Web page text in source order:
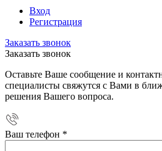
Вход
Регистрация
Заказать звонок
Заказать звонок
Оставьте Ваше сообщение и
специалисты свяжутся с Вами в
решения Вашего вопроса.
Ваш телефон *